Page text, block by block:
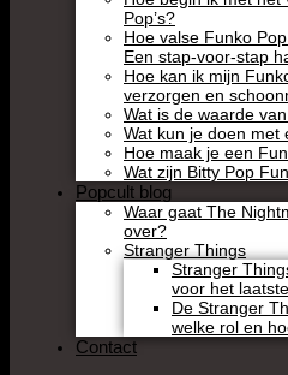
Pop’s?
Hoe valse Funko
Een stap-voor-stap
Hoe kan ik mijn
verzorgen en
Wat is de waarde
Wat kun je doen met
Hoe maak je een
Wat zijn Bitty Pop
Popcult blog
Waar gaat The
over?
Stranger Things
Stranger
voor het
De Stranger
welke rol en
Contact